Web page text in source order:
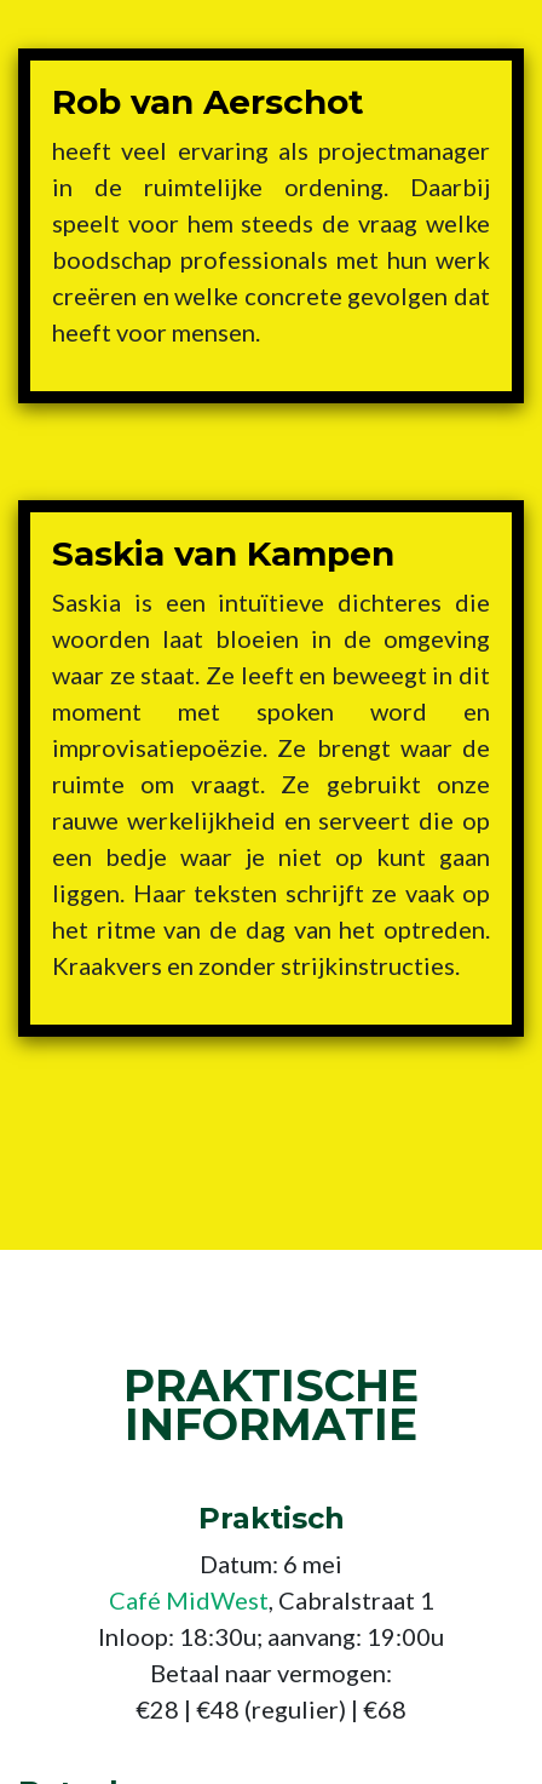
Rob van Aerschot
heeft veel ervaring als projectmanager
in de ruimtelijke ordening. Daarbij
speelt voor hem steeds de vraag welke
boodschap professionals met hun werk
creëren en welke concrete gevolgen dat
heeft voor mensen.
Saskia van Kampen
Saskia is een intuïtieve dichteres die
woorden laat bloeien in de omgeving
waar ze staat. Ze leeft en beweegt in dit
moment met spoken word en
improvisatiepoëzie. Ze brengt waar de
ruimte om vraagt. Ze gebruikt onze
rauwe werkelijkheid en serveert die op
een bedje waar je niet op kunt gaan
liggen. Haar teksten schrijft ze vaak op
het ritme van de dag van het optreden.
Kraakvers en zonder strijkinstructies.
PRAKTISCHE
INFORMATIE
Praktisch
Datum: 6 mei
Café MidWest, Cabralstraat 1
Inloop: 18:30u; aanvang: 19:00u
Betaal naar vermogen:
€28 | €48 (regulier) | €68